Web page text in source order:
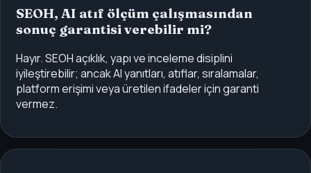
SEOH, AI atıf ölçüm çalışmasından
sonuç garantisi verebilir mi?
Hayır. SEOH açıklık, yapı ve inceleme disiplini
iyileştirebilir; ancak AI yanıtları, atıflar, sıralamalar,
platform erişimi veya üretilen ifadeler için garanti
vermez.